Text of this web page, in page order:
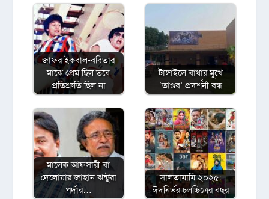
জাফর ইকবাল-ববিতার
মাঝে প্রেম ছিল তবে
প্রতিশ্রুতি ছিল না
টাঙ্গাইলে বাধার মুখে
‘তাণ্ডব’ প্রদর্শনী বন্ধ
মালেক আফসারী বা
দেলোয়ার জাহান ঝন্টুরা
পর্দার…
সালতামামি ২০২৫:
ঈদনির্ভর চলচ্চিত্রের বছর